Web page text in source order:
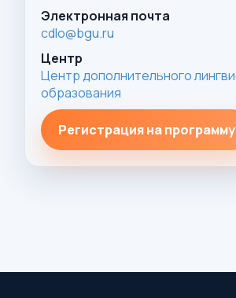
Электронная почта
cdlo@bgu.ru
Центр
Центр дополнительного
образования
Регистрация на программу